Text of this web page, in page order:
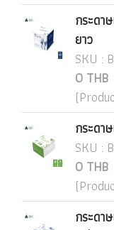
กระดา
ยาว
SKU :
0 THB
กระดา
SKU :
0 THB
กระดา